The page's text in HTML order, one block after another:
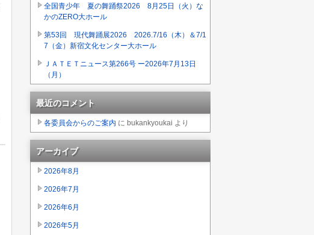
全国青少年 夏の舞踊祭2026 8月25日（火）な
かのZERO大ホール
第53回 現代舞踊展2026 2026.7/16（木）＆7/1
7（金）新宿文化センター大ホール
ＪＡＴＥＴニュース第266号 ー2026年7月13日
（月）
最近のコメント
各委員会からのご案内 に bukankyoukai より
アーカイブ
2026年8月
2026年7月
2026年6月
2026年5月